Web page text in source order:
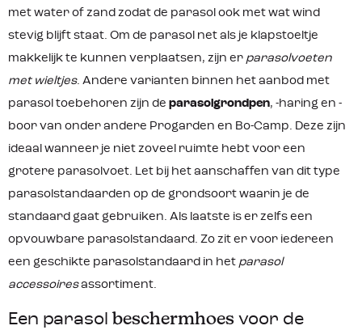
met water of zand zodat de parasol ook met wat wind
stevig blijft staat. Om de parasol net als je klapstoeltje
makkelijk te kunnen verplaatsen, zijn er parasolvoeten
met wieltjes. Andere varianten binnen het aanbod met
parasol toebehoren zijn de parasolgrondpen, -haring en -
boor van onder andere Progarden en Bo-Camp. Deze zijn
ideaal wanneer je niet zoveel ruimte hebt voor een
grotere parasolvoet. Let bij het aanschaffen van dit type
parasolstandaarden op de grondsoort waarin je de
standaard gaat gebruiken. Als laatste is er zelfs een
opvouwbare parasolstandaard. Zo zit er voor iedereen
een geschikte parasolstandaard in het parasol
accessoiresassortiment.
Een parasolbeschermhoes voor de